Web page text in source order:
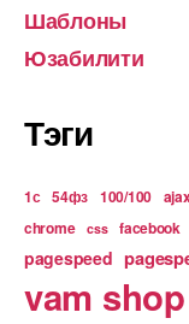
Шаблоны
Юзабилити
Тэги
1с 54фз 100/100
chrome css facebook
pagespeed
vam shop